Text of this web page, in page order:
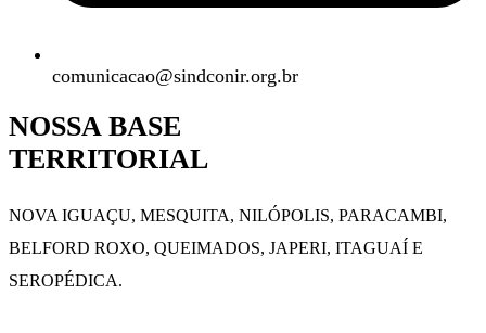
comunicacao@sindconir.org.br
NOSSA BASE
TERRITORIAL
NOVA IGUAÇU, MESQUITA, NILÓPOLIS, PARACAMBI,
BELFORD ROXO, QUEIMADOS, JAPERI, ITAGUAÍ E
SEROPÉDICA.